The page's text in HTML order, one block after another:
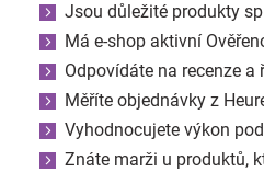
Jsou důležité produkty
Má e-shop aktivní
Odpovídáte na recenze
Měříte objednávky z
Vyhodnocujete výkon
Znáte marži u produktů,